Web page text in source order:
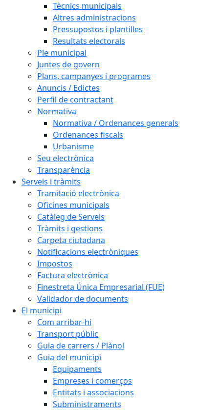
Tècnics municipals
Altres administracions
Pressupostos i plantilles
Resultats electorals
Ple municipal
Juntes de govern
Plans, campanyes i programes
Anuncis / Edictes
Perfil de contractant
Normativa
Normativa / Ordenances generals
Ordenances fiscals
Urbanisme
Seu electrònica
Transparència
Serveis i tràmits
Tramitació electrònica
Oficines municipals
Catàleg de Serveis
Tràmits i gestions
Carpeta ciutadana
Notificacions electròniques
Impostos
Factura electrònica
Finestreta Única Empresarial (FUE)
Validador de documents
El municipi
Com arribar-hi
Transport públic
Guia de carrers / Plànol
Guia del municipi
Equipaments
Empreses i comerços
Entitats i associacions
Subministraments